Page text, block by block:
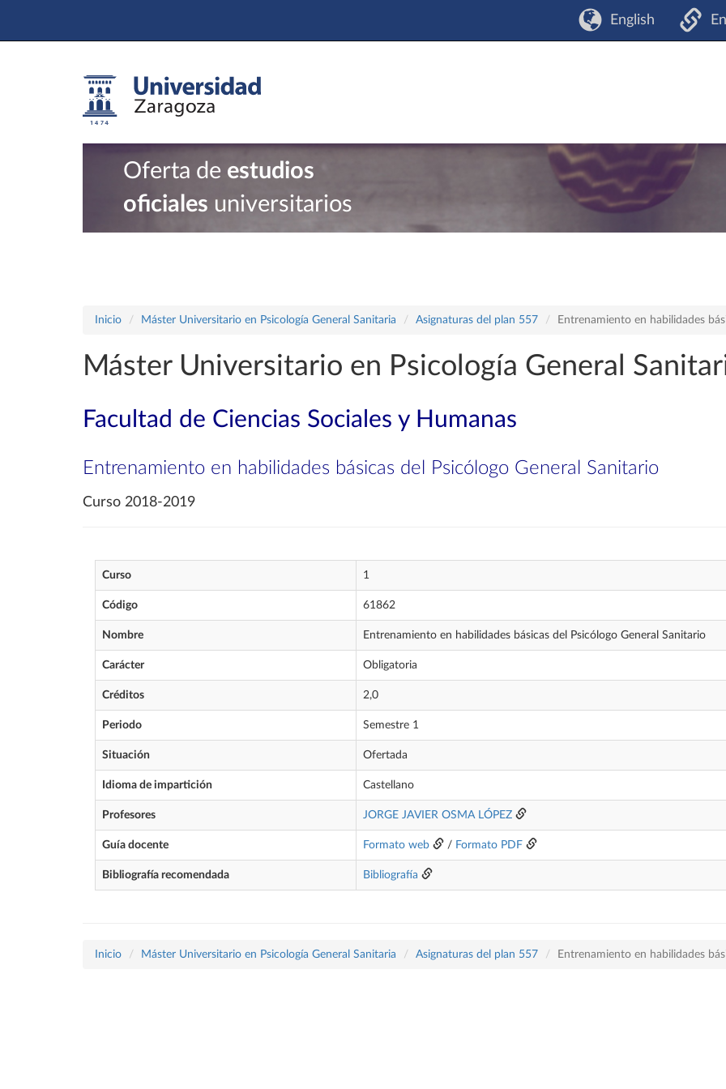
English
Oferta de estudios
oficiales universitarios
Inicio Máster Universitario en Psicología General Sanitaria Asignaturas del plan 557 Entrenamiento en habilidades
Máster Universitario en Psicología General
Facultad de Ciencias Sociales y Humanas
Entrenamiento en habilidades básicas del Psicólogo General Sanitario
Curso 2018-2019
Curso 1
Código 61862
Nombre Entrenamiento en habilidades básicas del Psicólogo General Sanitario
Carácter Obligatoria
Créditos 2,0
Periodo Semestre 1
Situación Ofertada
Idioma de impartición Castellano
Profesores JORGE JAVIER OSMA LÓPEZ
Guía docente Formato web / Formato PDF
Bibliografía recomendada Bibliografía
Inicio Máster Universitario en Psicología General Sanitaria Asignaturas del plan 557 Entrenamiento en habilidades